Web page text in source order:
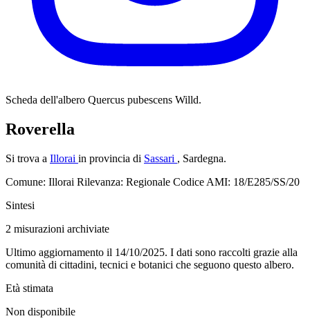
Scheda dell'albero Quercus pubescens Willd.
Roverella
Si trova a Illorai in provincia di Sassari , Sardegna.
Comune: Illorai Rilevanza: Regionale Codice AMI: 18/E285/SS/20
Sintesi
2 misurazioni archiviate
Ultimo aggiornamento il 14/10/2025. I dati sono raccolti grazie alla
comunità di cittadini, tecnici e botanici che seguono questo albero.
Età stimata
Non disponibile